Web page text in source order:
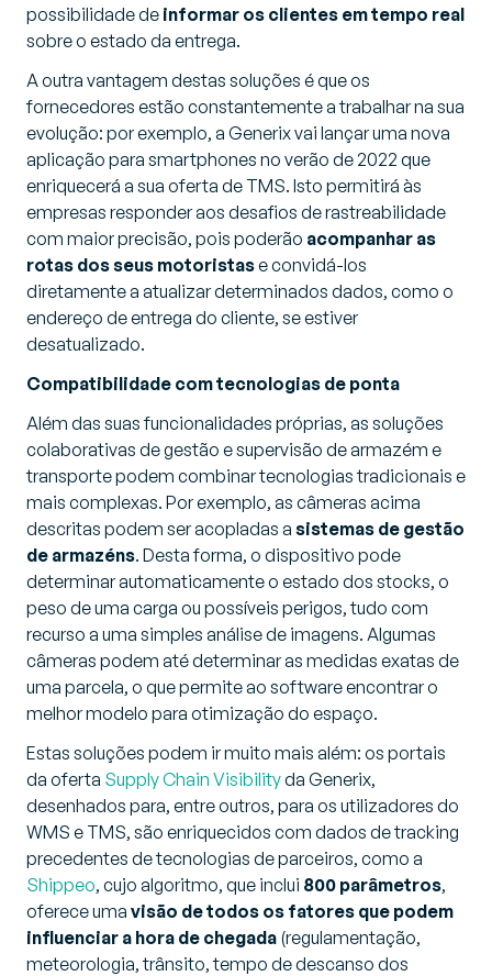
possibilidade de informar os clientes em tempo real
sobre o estado da entrega.
A outra vantagem destas soluções é que os
fornecedores estão constantemente a trabalhar na sua
evolução: por exemplo, a Generix vai lançar uma nova
aplicação para smartphones no verão de 2022 que
enriquecerá a sua oferta de TMS. Isto permitirá às
empresas responder aos desafios de rastreabilidade
com maior precisão, pois poderão acompanhar as
rotas dos seus motoristase convidá-los
diretamente a atualizar determinados dados, como o
endereço de entrega do cliente, se estiver
desatualizado.
Compatibilidade com tecnologias de ponta
Além das suas funcionalidades próprias, as soluções
colaborativas de gestão e supervisão de armazém e
transporte podem combinar tecnologias tradicionais e
mais complexas. Por exemplo, as câmeras acima
descritas podem ser acopladas a sistemas de gestão
de armazéns. Desta forma, o dispositivo pode
determinar automaticamente o estado dos stocks, o
peso de uma carga ou possíveis perigos, tudo com
recurso a uma simples análise de imagens. Algumas
câmeras podem até determinar as medidas exatas de
uma parcela, o que permite ao software encontrar o
melhor modelo para otimização do espaço.
Estas soluções podem ir muito mais além: os portais
da oferta Supply Chain Visibilityda Generix,
desenhados para, entre outros, para os utilizadores do
WMS e TMS, são enriquecidos com dados de tracking
precedentes de tecnologias de parceiros, como a
Shippeo, cujo algoritmo, que inclui 800 parâmetros,
oferece uma visão de todos os fatores que podem
influenciar a hora de chegada (regulamentação,
meteorologia, trânsito, tempo de descanso dos